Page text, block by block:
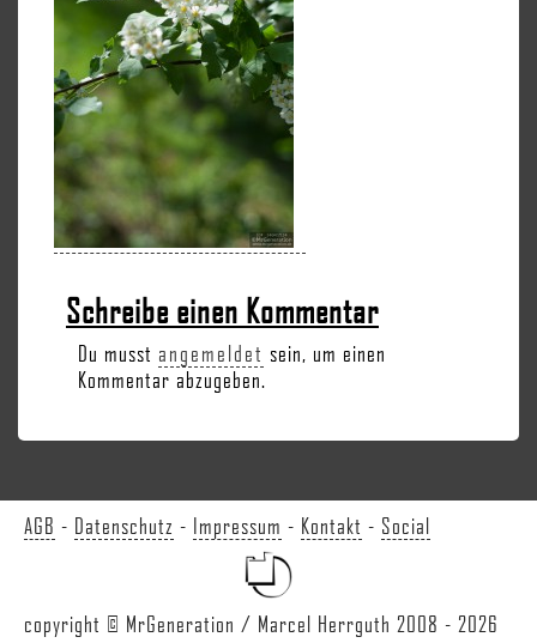
Schreibe einen Kommentar
Du musst angemeldet sein, um einen
Kommentar abzugeben.
AGB - Datenschutz - Impressum - Kontakt - Social
copyright © MrGeneration / Marcel Herrguth 2008 - 2026